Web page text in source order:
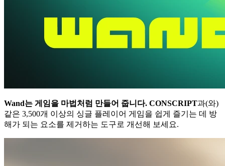
Wand는 게임을 마법처럼 만들어 줍니다. CONSCRIPT과(와)
같은 3,500개 이상의 싱글 플레이어 게임을 쉽게 즐기는 데 방
해가 되는 요소를 제거하는 도구로 개선해 보세요.